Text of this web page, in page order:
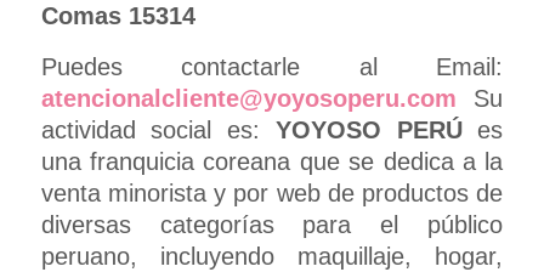
Comas 15314
Puedes contactarle al Email:
atencionalcliente@yoyosoperu.com Su
actividad social es: YOYOSO PERÚes
una franquicia coreana que se dedica a la
venta minorista y por web de productos de
diversas categorías para el público
peruano, incluyendo maquillaje, hogar,